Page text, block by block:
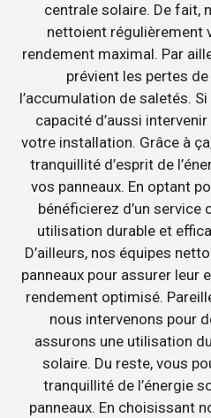
centrale solaire. De fait,
nettoient régulièrement
rendement maximal. Par
prévient les pertes
l’accumulation de saletés.
capacité d’aussi
votre installation. Grâce à
tranquillité d’esprit de
vos panneaux. En optant
bénéficierez d’un
utilisation durable et
D’ailleurs, nos équipes
panneaux pour assurer leur
rendement optimisé.
nous intervenons pour
assurons une utilisation
solaire. Du reste, vous
tranquillité de l’énergie
panneaux. En choisissant